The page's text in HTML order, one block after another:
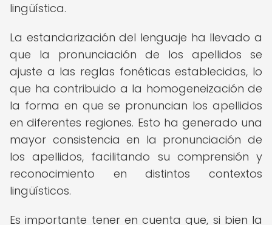
lingüística.
La estandarización del lenguaje ha llevado a
que la pronunciación de los apellidos se
ajuste a las reglas fonéticas establecidas, lo
que ha contribuido a la homogeneización de
la forma en que se pronuncian los apellidos
en diferentes regiones. Esto ha generado una
mayor consistencia en la pronunciación de
los apellidos, facilitando su comprensión y
reconocimiento en distintos contextos
lingüísticos.
Es importante tener en cuenta que, si bien la